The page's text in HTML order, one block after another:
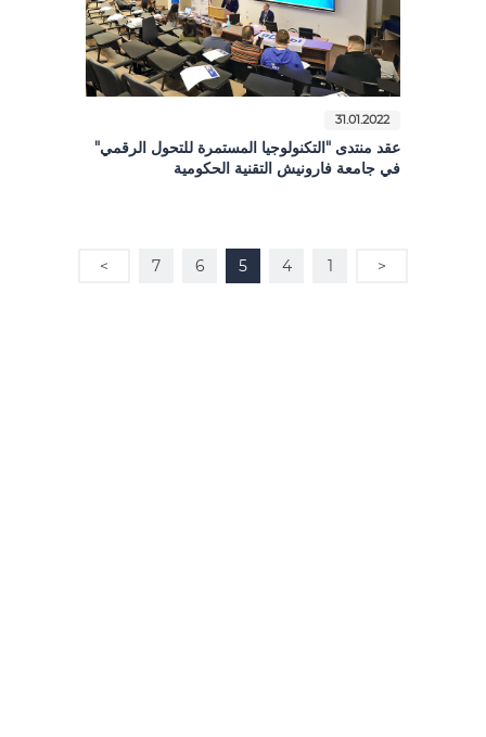
31.01.2022
عقد منتدى "التكنولوجيا المستمرة للتحول الرقمي"
في جامعة فارونيش التقنية الحكومية
<
1
4
5
6
7
>